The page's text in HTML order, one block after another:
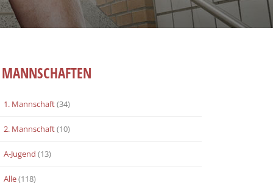
MANNSCHAFTEN
1. Mannschaft(34)
2. Mannschaft(10)
A-Jugend (13)
Alle(118)